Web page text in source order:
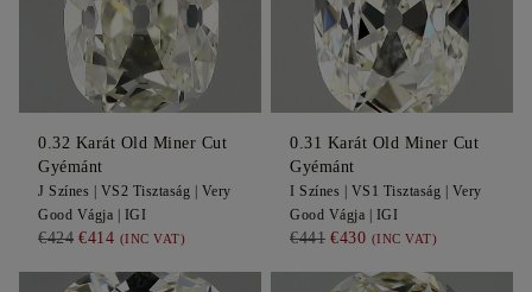
0.32 Karát Old Miner Cut
Gyémánt
J Színes | VS2 Tisztaság | Very
Good Vágja | IGI
€424 €414 (INC VAT)
0.31 Karát Old Miner Cut
Gyémánt
I Színes | VS1 Tisztaság | Very
Good Vágja | IGI
€441 €430 (INC VAT)